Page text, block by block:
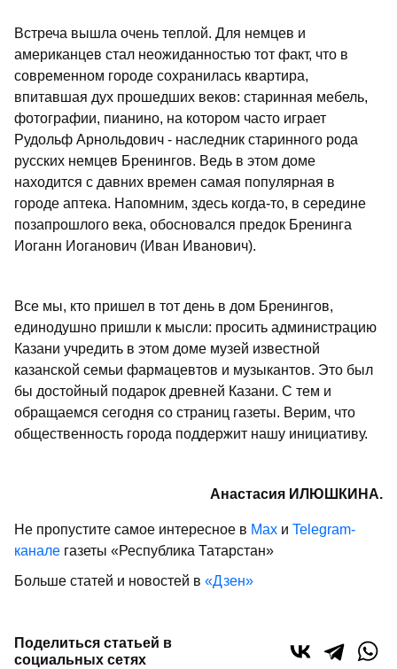
Встреча вышла очень теплой. Для немцев и
американцев стал неожиданностью тот факт, что в
современном городе сохранилась квартира,
впитавшая дух прошедших веков: старинная мебель,
фотографии, пианино, на котором часто играет
Рудольф Арнольдович - наследник старинного рода
русских немцев Бренингов. Ведь в этом доме
находится с давних времен самая популярная в
городе аптека. Напомним, здесь когда-то, в середине
позапрошлого века, обосновался предок Бренинга
Иоганн Иоганович (Иван Иванович).
Все мы, кто пришел в тот день в дом Бренингов,
единодушно пришли к мысли: просить администрацию
Казани учредить в этом доме музей известной
казанской семьи фармацевтов и музыкантов. Это был
бы достойный подарок древней Казани. С тем и
обращаемся сегодня со страниц газеты. Верим, что
общественность города поддержит нашу инициативу.
Анастасия ИЛЮШКИНА.
Не пропустите самое интересное в Max и Telegram-
канале газеты «Республика Татарстан»
Больше статей и новостей в «Дзен»
Поделиться статьей в
социальных сетях